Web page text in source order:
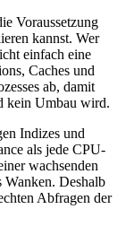
Voraussetzung
kannst. Wer
einfach eine
Caches und
ab, damit
kein Umbau wird.
Indizes und
als jede CPU-
wachsenden
Wanken. Deshalb
Abfragen der